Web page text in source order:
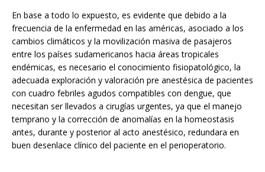
En base a todo lo expuesto, es evidente que debido a la
frecuencia de la enfermedad en las américas, asociado a los
cambios climáticos y la movilización masiva de pasajeros
entre los países sudamericanos hacia áreas tropicales
endémicas, es necesario el conocimiento fisiopatológico, la
adecuada exploración y valoración pre anestésica de pacientes
con cuadro febriles agudos compatibles con dengue, que
necesitan ser llevados a cirugías urgentes, ya que el manejo
temprano y la corrección de anomalías en la homeostasis
antes, durante y posterior al acto anestésico, redundara en
buen desenlace clínico del paciente en el perioperatorio.